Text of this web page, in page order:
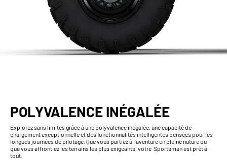
POLYVALENCE INÉGALÉE
Explorez sans limites grâce à une polyvalence inégalée, une capacité de
chargement exceptionnelle et des fonctionnalités intelligentes pensées pour les
longues journées de pilotage. Que vous partiez à l’aventure en pleine nature ou
que vous affrontiez les terrains les plus exigeants, votre Sportsman est prêt à
tout.